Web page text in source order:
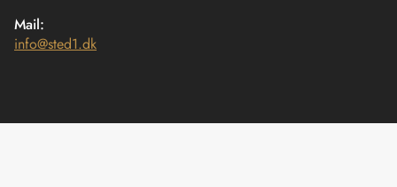
Mail:
info@sted1.dk